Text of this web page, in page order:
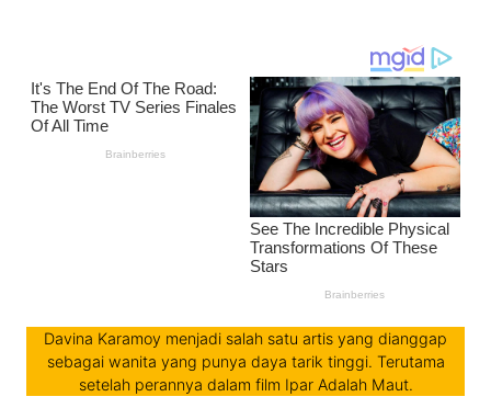
Davina Karamoy menjadi salah satu artis yang dianggap
sebagai wanita yang punya daya tarik tinggi. Terutama
setelah perannya dalam film Ipar Adalah Maut.